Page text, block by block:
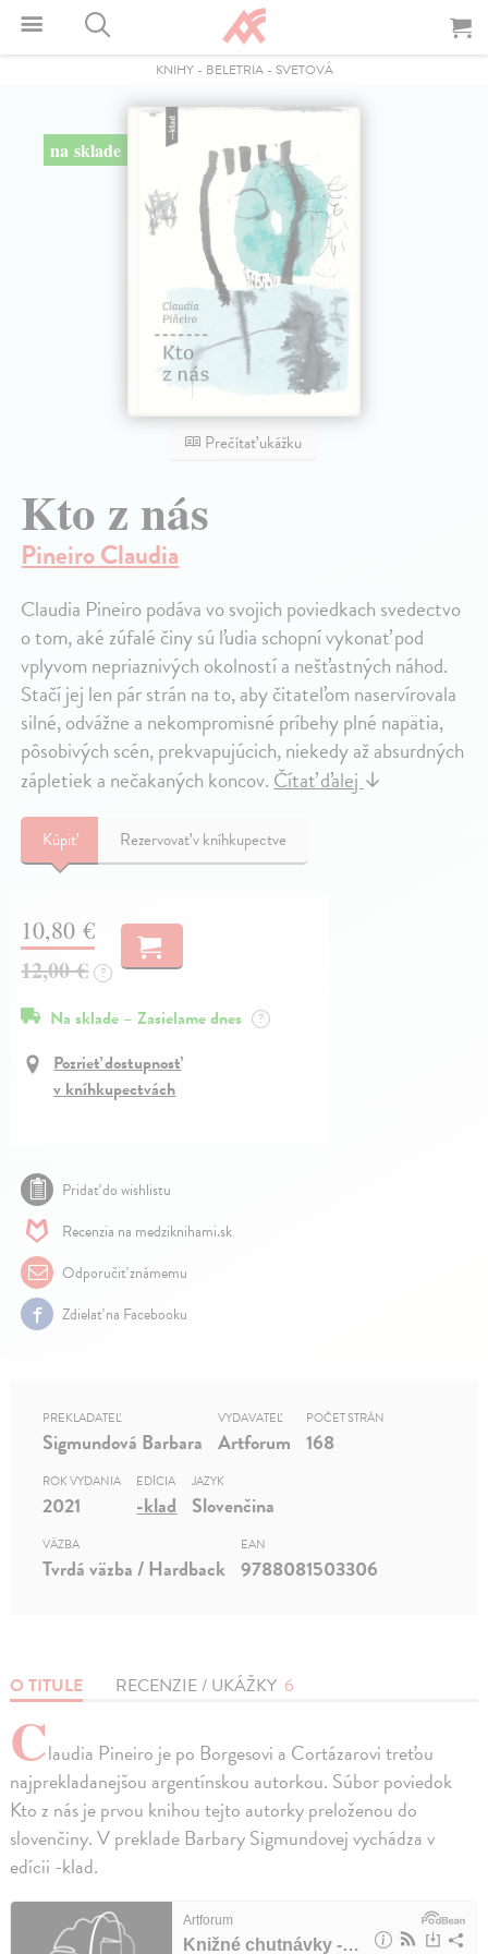
KNIHY- BELETRIA- SVETOVÁ
na sklade
Prečítať ukážku
Kto z nás
Pineiro Claudia
Claudia Pineiro podáva vo svojich poviedkach svedectvo
o tom, aké zúfalé činy sú ľudia schopní vykonať pod
vplyvom nepriaznivých okolností a nešťastných náhod.
Stačí jej len pár strán na to, aby čitateľom naservírovala
silné, odvážne a nekompromisné príbehy plné napätia,
pôsobivých scén, prekvapujúcich, niekedy až absurdných
zápletiek a nečakaných koncov.Čítať ďalej↓
Kúpiť Rezervovať v kníhkupectve
10,80 €
12,00 € ?
Na sklade – Zasielame dnes ?
Pozrieť dostupnosť
v kníhkupectvách
Pridať do wishlistu
Recenzia na medziknihami.sk
Odporučiť známemu
Zdielať na Facebooku
O TITULE RECENZIE / UKÁŽKY 6
Claudia Pineiro je po Borgesovi a Cortázarovi treťou
najprekladanejšou argentínskou autorkou. Súbor poviedok
Kto z nás je prvou knihou tejto autorky preloženou do
slovenčiny. V preklade Barbary Sigmundovej vychádza v
edícii -klad.
PREKLADATEĽ
Sigmundová Barbara
VYDAVATEĽ
Artforum
POČET STRÁN
168
ROK VYDANIA
2021
EDÍCIA
-klad
JAZYK
Slovenčina
VÄZBA
Tvrdá väzba / Hardback
EAN
9788081503306